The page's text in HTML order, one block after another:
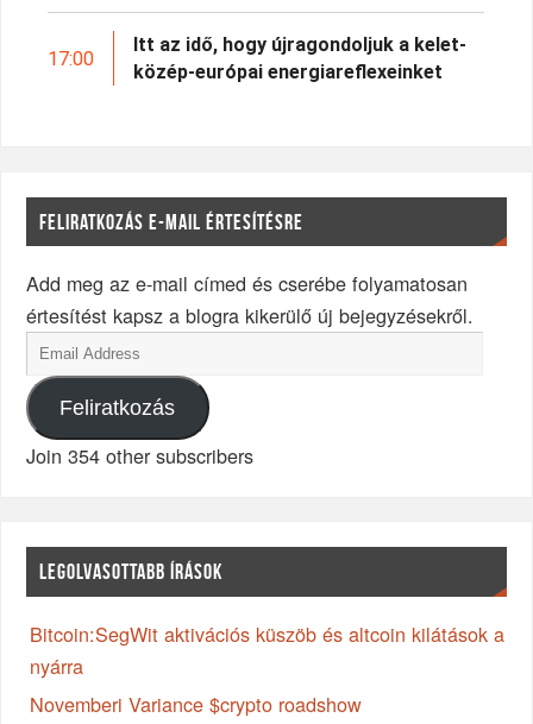
17:00
Itt az idő, hogy újragondoljuk a kelet-
közép-európai energiareflexeinket
FELIRATKOZÁS E-MAIL ÉRTESÍTÉSRE
Add meg az e-mail címed és cserébe folyamatosan
értesítést kapsz a blogra kikerülő új bejegyzésekről.
Feliratkozás
Join 354 other subscribers
LEGOLVASOTTABB ÍRÁSOK
Bitcoin:SegWit aktivációs küszöb és altcoin kilátások a
nyárra
Novemberi Variance $crypto roadshow